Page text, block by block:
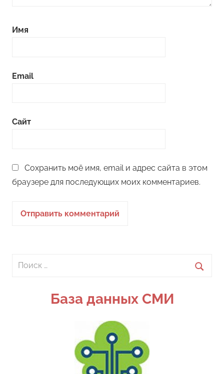
Имя
Email
Сайт
Сохранить моё имя, email и адрес сайта в этом
браузере для последующих моих комментариев.
Поиск
База данных СМИ